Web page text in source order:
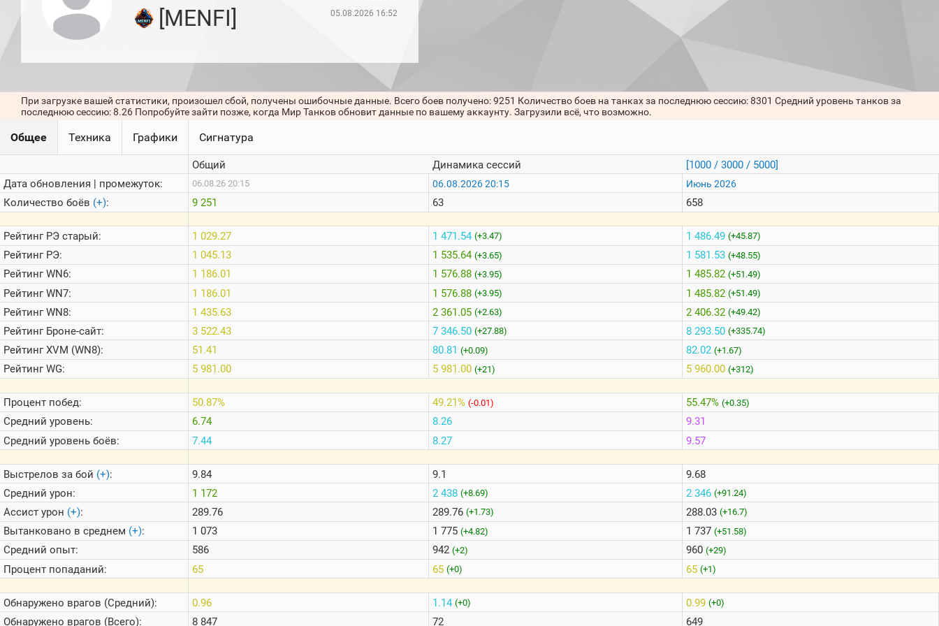
последние
сессии)
1000
стримеров
Информация
Онлайн
Цветовая
шкала
Теlegram
ВК
Портал
Мира
[MENFI]
05.08.2026 16:52
При загрузке вашей статистики, произошел сбой, получены ошибочные данные. Всего боев получено: 9251 Количество боев на танках за последнюю сессию: 8301 Средний уровень танков за
последнюю сессию: 8.26 Попробуйте зайти позже, когда Мир Танков обновит данные по вашему аккаунту. Загрузили всё, что возможно.
Общее Техника Графики Сигнатура
Дата обновления | промежуток:
Количество боёв (+):
РейтингРЭ старый:
РейтингРЭ:
РейтингWN6:
РейтингWN7:
РейтингWN8:
РейтингБроне-сайт:
РейтингXVM (WN8):
РейтингWG:
Процент побед:
Средний уровень:
Средний уровень боёв:
Выстрелов за бой (+):
Средний урон:
Ассист урон (+):
Вытанковано в среднем (+):
Средний опыт:
Процент попаданий:
Обнаружено врагов (Средний):
Обнаружено врагов (Всего):
Общий
06.08.26 20:15
9 251
1 029.27
1 045.13
1 186.01
1 186.01
1 435.63
3 522.43
51.41
5 981.00
50.87%
6.74
7.44
9.84
1 172
289.76
1 073
586
65
0.96
8 847
Динамика сессий
06.08.2026 20:15
63
1 471.54 (+3.47)
1 535.64 (+3.65)
1 576.88 (+3.95)
1 576.88 (+3.95)
2 361.05 (+2.63)
7 346.50 (+27.88)
80.81 (+0.09)
5 981.00 (+21)
49.21%(-0.01)
8.26
8.27
9.1
2 438(+8.69)
289.76(+1.73)
1 775(+4.82)
942(+2)
65(+0)
1.14(+0)
72
[1000 / 3000 / 5000]
Июнь 2026
658
1 486.49 (+45.87)
1 581.53 (+48.55)
1 485.82 (+51.49)
1 485.82 (+51.49)
2 406.32 (+49.42)
8 293.50 (+335.74)
82.02 (+1.67)
5 960.00 (+312)
55.47% (+0.35)
9.31
9.57
9.68
2 346 (+91.24)
288.03 (+16.7)
1 737 (+51.58)
960 (+29)
65 (+1)
0.99 (+0)
649